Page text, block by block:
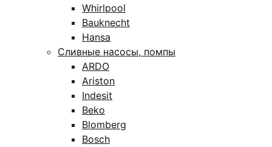
Whirlpool
Bauknecht
Hansa
Сливные насосы, помпы
ARDO
Ariston
Indesit
Beko
Blomberg
Bosch